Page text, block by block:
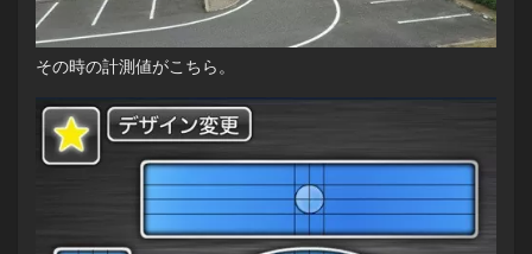
その時の計測値がこちら。